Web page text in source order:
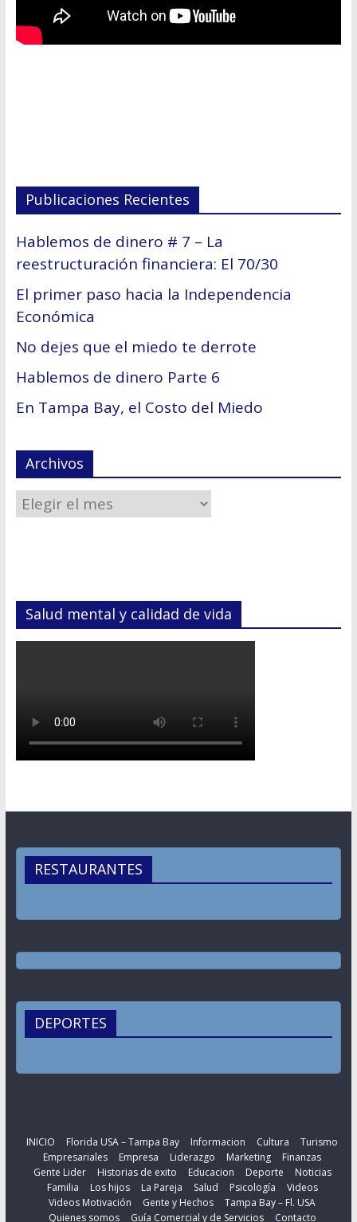
Publicaciones Recientes
Hablemos de dinero # 7 – La
reestructuración financiera: El 70/30
El primer paso hacia la Independencia
Económica
No dejes que el miedo te derrote
Hablemos de dinero Parte 6
En Tampa Bay, el Costo del Miedo
Archivos
Salud mental y calidad de vida
RESTAURANTES
DEPORTES
INICIO Florida USA – Tampa Bay Informacion Cultura
Turismo
Empresariales
Empresa Liderazgo Marketing
Finanzas
Gente Lider
Historias de exito Educacion Deporte
Noticias
Familia
Los hijos La Pareja Salud Psicología
Videos
Videos Motivación
Gente y Hechos
Tampa Bay – Fl. USA
Quienes somos
Guía Comercial y de Servicios Contacto